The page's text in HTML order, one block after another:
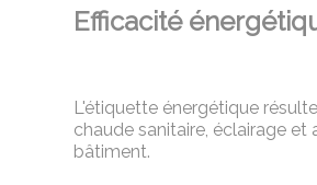
Efficacité
L'étiquette énergétique
chaude sanitaire, éclairage
bâtiment.